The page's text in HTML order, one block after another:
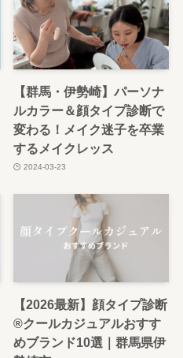
【群馬・伊勢崎】パーソナ
ルカラー＆顔タイプ診断で
変わる！メイク迷子を卒業
するメイクレッス
2024-03-23
【2026最新】顔タイプ診断
®︎クールカジュアルおすす
めブランド10選｜群馬県伊